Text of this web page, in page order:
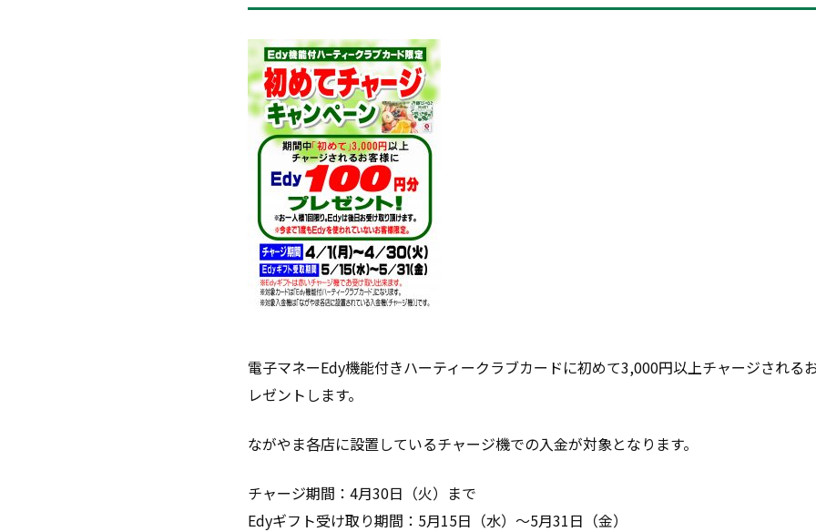
電子マネーEdy機能付きハーティークラブカードに初めて3,000円以上チャージされる
レゼントします。
ながやま各店に設置しているチャージ機での入金が対象となります。
チャージ期間：4月30日（火）まで
Edyギフト受け取り期間：5月15日（水）～5月31日（金）